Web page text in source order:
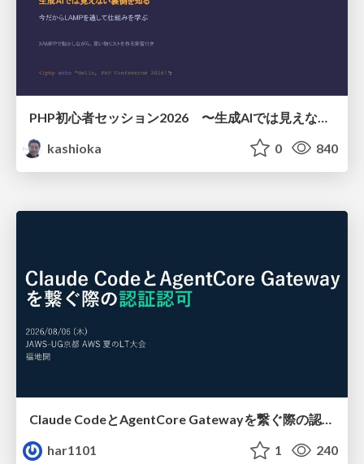
kashioka
0 840
Claude CodeとAgentCore Gatewayを繋ぐ際の認証認可 / Authentication and authorization when connecting Claude Code with AgentCore Gateway
har1101
1 240